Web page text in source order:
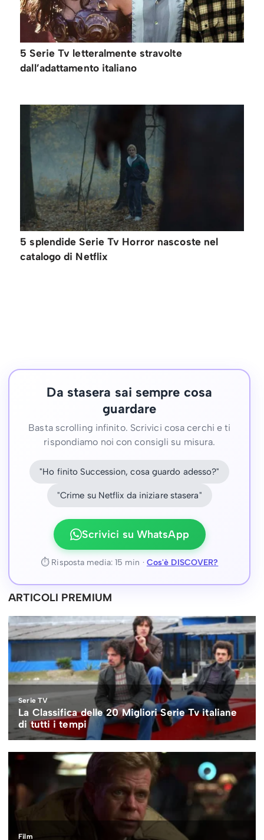
5 Serie Tv letteralmente stravolte
dall’adattamento italiano
5 splendide Serie Tv Horror nascoste nel
catalogo di Netflix
Da stasera sai sempre cosa
guardare
Basta scrolling infinito. Scrivici cosa cerchi e ti
rispondiamo noi con consigli su misura.
"Ho finito Succession, cosa guardo adesso?"
"Crime su Netflix da iniziare stasera"
Scrivici su WhatsApp
⏱ Risposta media: 15 min · Cos'è DISCOVER?
ARTICOLI PREMIUM